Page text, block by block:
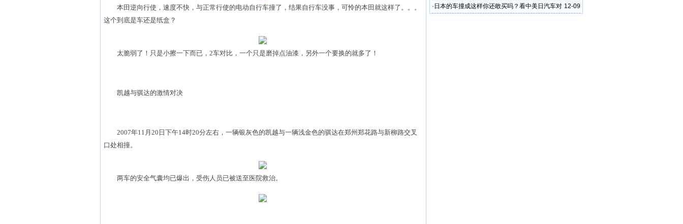
本田逆向行使，速度不快，与正常行使的电动自行车撞了，结果自行车没事，可怜的本田就这样了。。。
这个到底是车还是纸盒？
太脆弱了！只是小擦一下而已，2车对比，一个只是磨掉点油漆，另外一个要换的就多了！
凯越与骐达的激情对决
2007年11月20日下午14时20分左右，一辆银灰色的凯越与一辆浅金色的骐达在郑州郑花路与新柳路交叉
口处相撞。
两车的安全气囊均已爆出，受伤人员已被送至医院救治。
12-09
· 日本的车撞成这样你还敢买吗？看中美日汽车对